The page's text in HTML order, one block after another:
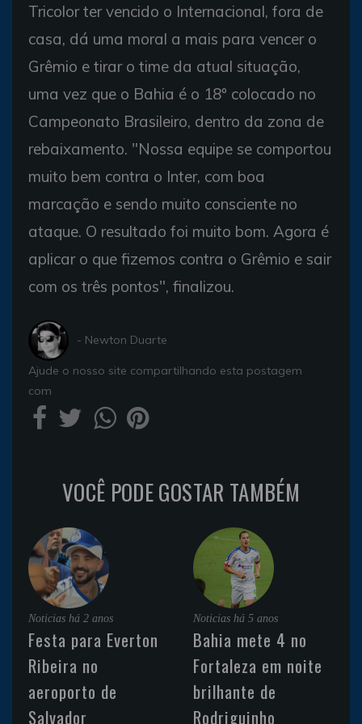
Tricolor ter vencido o Internacional, fora de
casa, dá uma moral a mais para vencer o
Grêmio e tirar o time da atual situação,
uma vez que o Bahia é o 18º colocado no
Campeonato Brasileiro, dentro da zona de
rebaixamento. "Nossa equipe se comportou
muito bem contra o Inter, com boa
marcação e sendo muito consciente no
ataque. O resultado foi muito bom. Agora é
aplicar o que fizemos contra o Grêmio e sair
com os três pontos", finalizou.
- Newton Duarte
Ajude o nosso site compartilhando esta postagem
com
VOCÊ PODE GOSTAR TAMBÉM
Noticias há 2 anos
Festa para Everton
Ribeira no
aeroporto de
Salvador
Noticias há 5 anos
Bahia mete 4 no
Fortaleza em noite
brilhante de
Rodriguinho